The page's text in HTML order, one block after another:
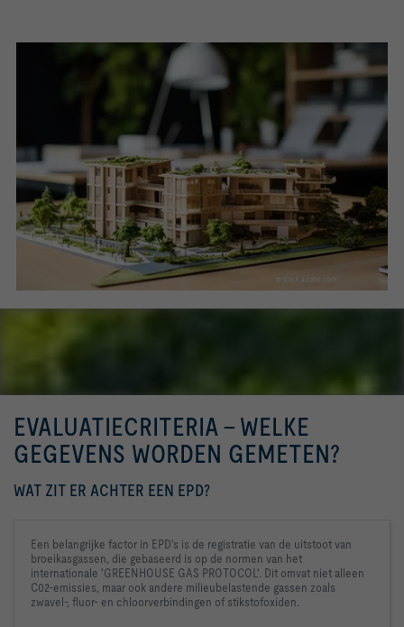
EVALUATIECRITERIA - WELKE
GEGEVENS WORDEN GEMETEN?
WAT ZIT ER ACHTER EEN EPD?
Een belangrijke factor in EPD's is de registratie van de uitstoot van
broeikasgassen, die gebaseerd is op de normen van het
internationale 'GREENHOUSE GAS PROTOCOL'. Dit omvat niet alleen
C02-emissies, maar ook andere milieubelastende gassen zoals
zwavel-, fluor- en chloorverbindingen of stikstofoxiden.